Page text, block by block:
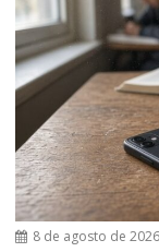
8 de agosto de 2026